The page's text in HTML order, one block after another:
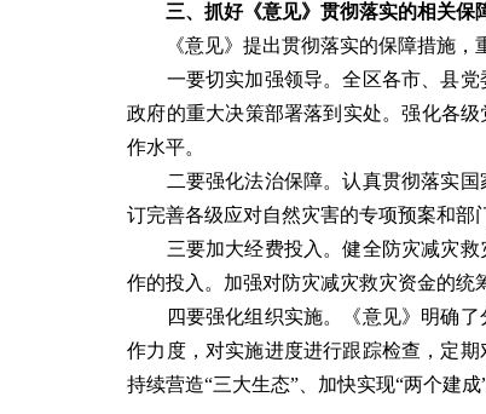
三、抓好《意见》贯彻落实的相关保
《意见》提出贯彻落实的保障措施，重
一要切实加强领导。全区各市、县党
政府的重大决策部署落到实处。强化各
作水平。
二要强化法治保障。认真贯彻落实国
订完善各级应对自然灾害的专项预案和部
三要加大经费投入。健全防灾减灾救
作的投入。加强对防灾减灾救灾资金的统
四要强化组织实施。《意见》明确了
作力度，对实施进度进行跟踪检查，定
持续营造“三大生态”、加快实现“两个建